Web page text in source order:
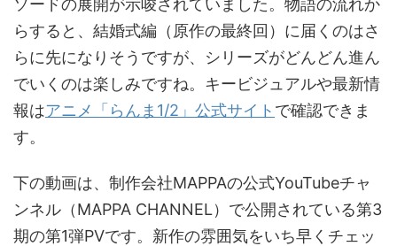
ソードの展開が示唆されていました。物語の流れか
らすると、結婚式編（原作の最終回）に届くのはさ
らに先になりそうですが、シリーズがどんどん進ん
でいくのは楽しみですね。キービジュアルや最新情
報はアニメ「らんま1/2」公式サイト で確認できま
す。
下の動画は、制作会社MAPPAの公式YouTubeチャ
ンネル（MAPPA CHANNEL）で公開されている第3
期の第1弾PVです。新作の雰囲気をいち早くチェッ